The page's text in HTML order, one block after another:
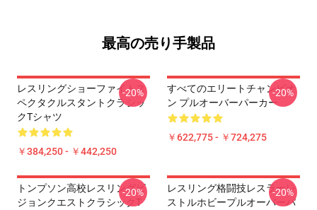
最高の売り手製品
レスリングショーファイトス
ペクタクルスタントクラシッ
クTシャツ
￥384,250 - ￥442,250
-20%
すべてのエリートチャンピオ
ン プルオーバーパーカー
￥622,775 - ￥724,275
-20%
トンプソン高校レスリングビ
ジョンクエストクラシックT
-20%
レスリング格闘技レスラーレ
ストルホビープルオーバーパ
-20%